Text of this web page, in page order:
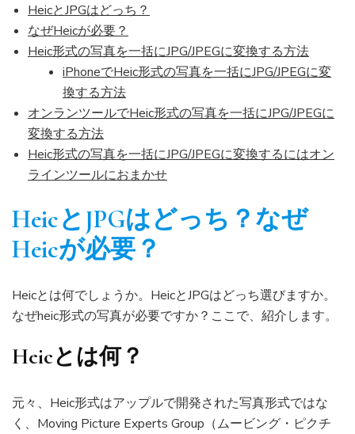
HeicとJPGはどっち？
なぜHeicが必要？
Heic形式の写真を一括にJPG/JPEGに変換する方法
iPhoneでHeic形式の写真を一括にJPG/JPEGに変
換する方法
オンランツールでHeic形式の写真を一括にJPG/JPEGに
変換する方法
Heic形式の写真を一括にJPG/JPEGに変換するにはオン
ラインツールにおまかせ
HeicとJPGはどっち ？ なぜ
Heicが必要？
Heicとは何でしょうか。HeicとJPGはどっち選びますか。
なぜheic形式の写真が必要ですか？ここで、紹介します。
Heicとは何？
元々、Heic形式はアップルで開発された写真形式ではな
く、Moving Picture Experts Group（ムービング・ピクチ